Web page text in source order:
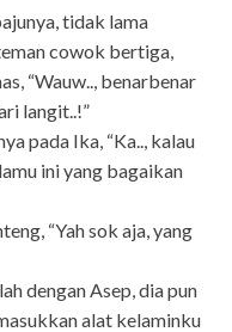
tidak lama
cowok bertiga,
“Wauw.., benarbenar
langit..!”
pada Ika, “Ka.., kalau
ini yang bagaikan
“Yah sok aja, yang
dengan Asep, dia pun
alat kelaminku